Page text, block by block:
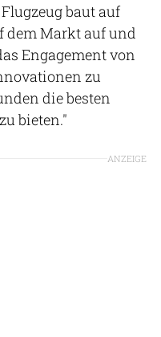
baut auf
dem Markt auf und
Engagement von
zu
die besten
bieten."
ANZEIGE